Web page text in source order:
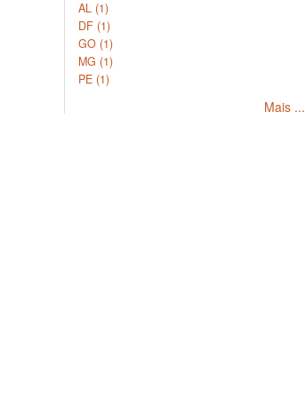
AL (1)
DF (1)
GO (1)
MG (1)
PE (1)
Mais ...